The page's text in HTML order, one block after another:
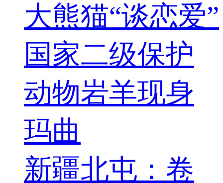
大熊猫“谈恋爱”
国家二级保护
动物岩羊现身
玛曲
新疆北屯：卷